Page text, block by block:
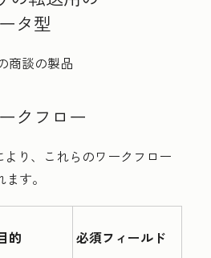
タ型
商談の製品
クフロー
より、これらのワークフロー
す。
的 必須フィールド